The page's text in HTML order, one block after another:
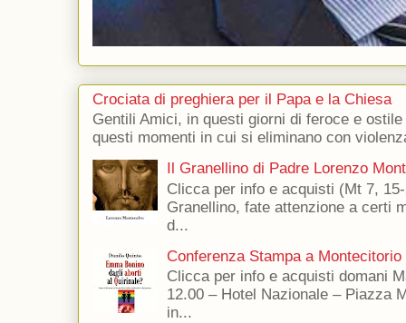
Crociata di preghiera per il Papa e la Chiesa
Gentili Amici, in questi giorni di feroce e
questi momenti in cui si eliminano con
Il Granellino di Padre Lorenzo
Clicca per info e acquisti (Mt 7,
Granellino, fate attenzione a certi
d...
Conferenza Stampa a Montecitorio
Clicca per info e acquisti domani
12.00 – Hotel Nazionale – Piazza
in...